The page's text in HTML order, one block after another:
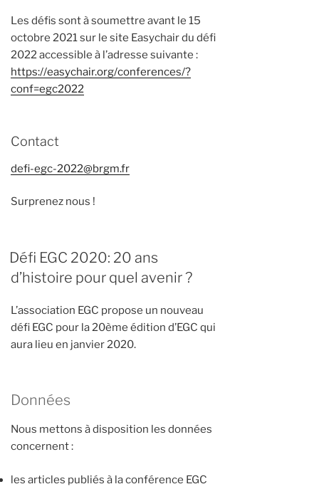
Les défis sont à soumettre avant le 15
octobre 2021 sur le site Easychair du défi
2022 accessible à l’adresse suivante :
https://easychair.org/conferences/?
conf=egc2022
Contact
defi-egc-2022@brgm.fr
Surprenez nous !
Défi EGC 2020: 20 ans
d’histoire pour quel avenir ?
L’association EGC propose un nouveau
défi EGC pour la 20ème édition d’EGC qui
aura lieu en janvier 2020.
Données
Nous mettons à disposition les données
concernent :
les articles publiés à la conférence EGC